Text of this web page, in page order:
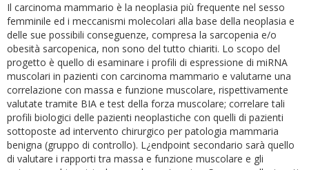
Il carcinoma mammario è la neoplasia più frequente nel sesso
femminile ed i meccanismi molecolari alla base della neoplasia e
delle sue possibili conseguenze, compresa la sarcopenia e/o
obesità sarcopenica, non sono del tutto chiariti. Lo scopo del
progetto è quello di esaminare i profili di espressione di miRNA
muscolari in pazienti con carcinoma mammario e valutarne una
correlazione con massa e funzione muscolare, rispettivamente
valutate tramite BIA e test della forza muscolare; correlare tali
profili biologici delle pazienti neoplastiche con quelli di pazienti
sottoposte ad intervento chirurgico per patologia mammaria
benigna (gruppo di controllo). L¿endpoint secondario sarà quello
di valutare i rapporti tra massa e funzione muscolare e gli